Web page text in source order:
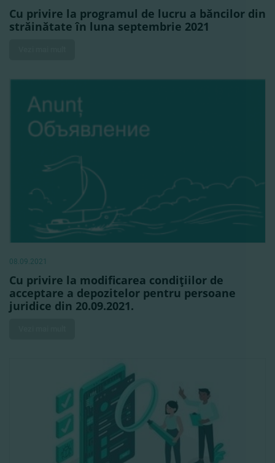
Cu privire la programul de lucru a băncilor din
străinătate în luna septembrie 2021
08.09.2021
Cu privire la modificarea condiţiilor de
acceptare a depozitelor pentru persoane
juridice din 20.09.2021.